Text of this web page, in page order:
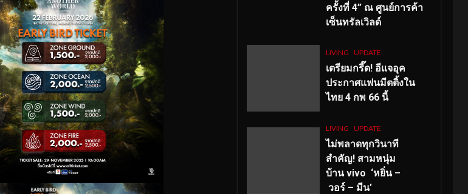
ครั้งที่ 4” ณ ศูนย์การค้า
เซ็นทรัลเวิลด์
LIVING UPDATE
เตรียมกรี๊ด! อีแจอุค
ประกาศแฟนมีตติ้งใน
ไทย 4 กพ 66 นี้
LIVING UPDATE
ไม่พลาดทุกวินาที
สำคัญ! สามหนุ่ม
บ้าน vivo ‘หยิ่น –
วอร์ – มีน’